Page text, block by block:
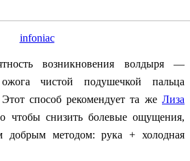
infoniac
возникновения волдыря —
чистой подушечкой пальца
способ рекомендует та жеЛиза
чтобы снизить болевые ощущения,
добрым методом: рука + холодная